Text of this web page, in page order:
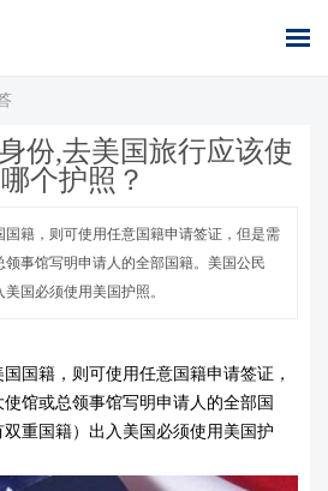
证案例
库份,去美国旅行应该使
个护照？
籍，则可使用任意国籍申请签证，但是需
事馆写明申请人的全部国籍。美国公民
国必须使用美国护照。
国籍，则可使用任意国籍申请签证，
馆或总领事馆写明申请人的全部国
重国籍）出入美国必须使用美国护